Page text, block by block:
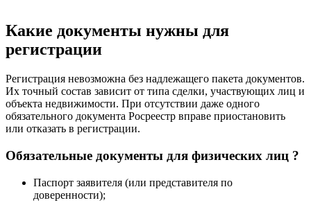
Какие документы нужны для
регистрации
Регистрация невозможна без надлежащего пакета документов.
Их точный состав зависит от типа сделки, участвующих лиц и
объекта недвижимости. При отсутствии даже одного
обязательного документа Росреестр вправе приостановить
или отказать в регистрации.
Обязательные документы для физических лиц ?
Паспорт заявителя (или представителя по
доверенности);